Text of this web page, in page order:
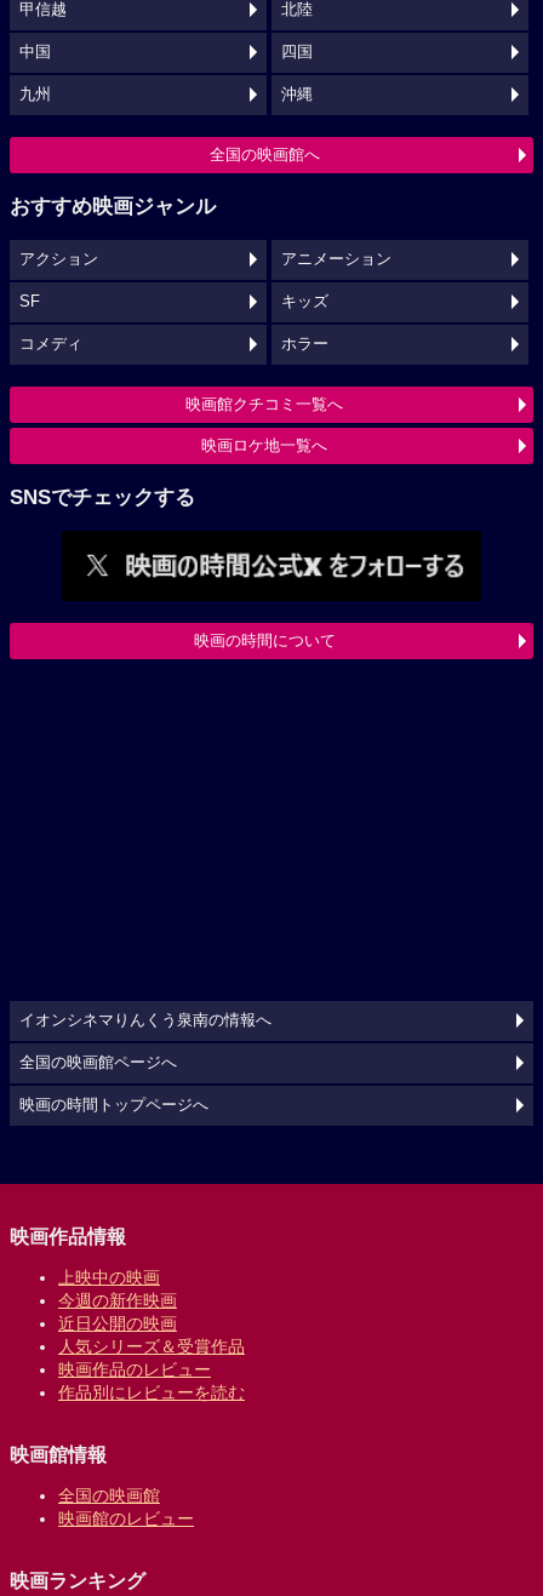
甲信越 北陸
中国 四国
九州 沖縄
全国の映画館へ
おすすめ映画ジャンル
アクション アニメーション
SF キッズ
コメディ ホラー
映画館クチコミ一覧へ
映画ロケ地一覧へ
SNSでチェックする
映画の時間について
イオンシネマりんくう泉南の情報へ
全国の映画館ページへ
映画の時間トップページへ
映画作品情報
上映中の映画
今週の新作映画
近日公開の映画
人気シリーズ＆受賞作品
映画作品のレビュー
作品別にレビューを読む
映画館情報
全国の映画館
映画館のレビュー
映画ランキング